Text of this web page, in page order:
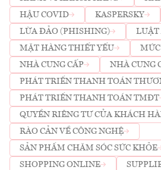
HẬU COVID
KASPERSKY
LỪA ĐẢO (PHISHING)
LUẬT
MẶT HÀNG THIẾT YẾU
NHÀ CUNG CẤP
NHÀ CUNG
PHÁT TRIỂN THANH TOÁN
PHÁT TRIỂN THANH TOÁN TMĐT
QUYỀN RIÊNG TƯ CỦA KHÁCH
RÀO CẢN VỀ CÔNG NGHỆ
SẢN PHẨM CHĂM SÓC SỨC KHỎE
SHOPPING ONLINE